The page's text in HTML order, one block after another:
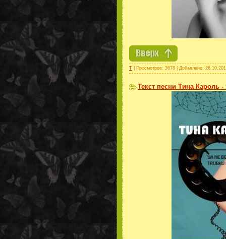
Т | Просмотров: 3678 | Добавлено:
Текст песни Тина Кароль -